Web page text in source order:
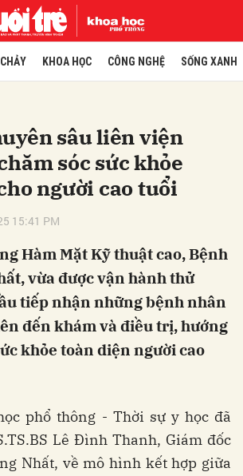
KHOA HỌC CÔNG NGHỆ SỐNG XANH
sâu liên viện
sóc sức khỏe
người cao tuổi
15:41 PM
Hàm Mặt Kỹ thuật cao, Bệnh
vừa được vận hành thử
tiếp nhận những bệnh nhân
đến khám và điều trị, hướng
khỏe toàn diện người cao
phổ thông - Thời sự y học đã
Lê Đình Thanh, Giám đốc
Nhất, về mô hình kết hợp giữa